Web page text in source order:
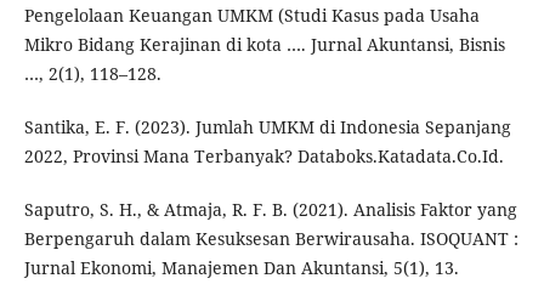
Pengelolaan Keuangan UMKM (Studi Kasus pada Usaha
Mikro Bidang Kerajinan di kota …. Jurnal Akuntansi, Bisnis
…, 2(1), 118–128.
Santika, E. F. (2023). Jumlah UMKM di Indonesia Sepanjang
2022, Provinsi Mana Terbanyak? Databoks.Katadata.Co.Id.
Saputro, S. H., & Atmaja, R. F. B. (2021). Analisis Faktor yang
Berpengaruh dalam Kesuksesan Berwirausaha. ISOQUANT :
Jurnal Ekonomi, Manajemen Dan Akuntansi, 5(1), 13.